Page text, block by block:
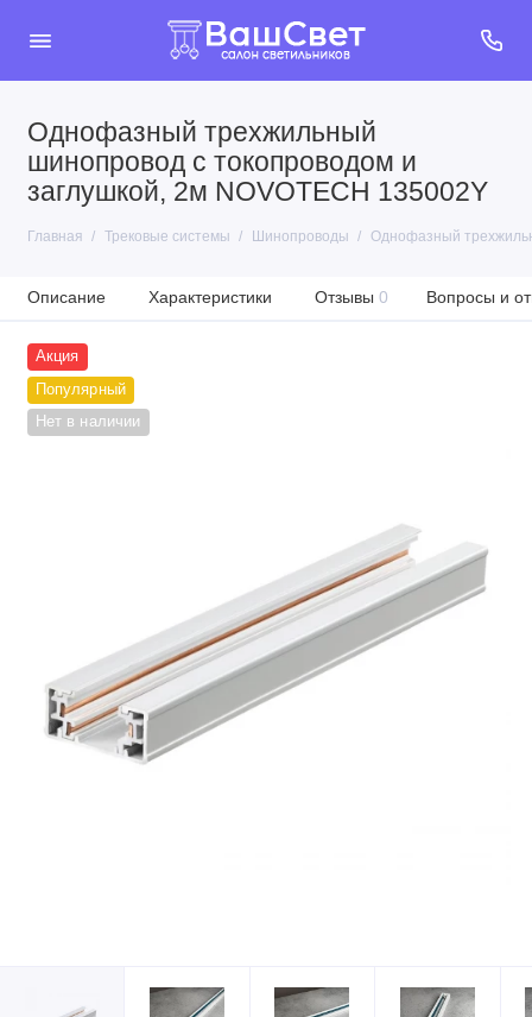
Однофазный трехжильный
шинопровод с токопроводом и
заглушкой, 2м NOVOTECH 135002Y
Главная Трековые системы Шинопроводы Однофазный
Описание Характеристики Отзывы 0 Вопросы и
Акция
Популярный
Нет в наличии